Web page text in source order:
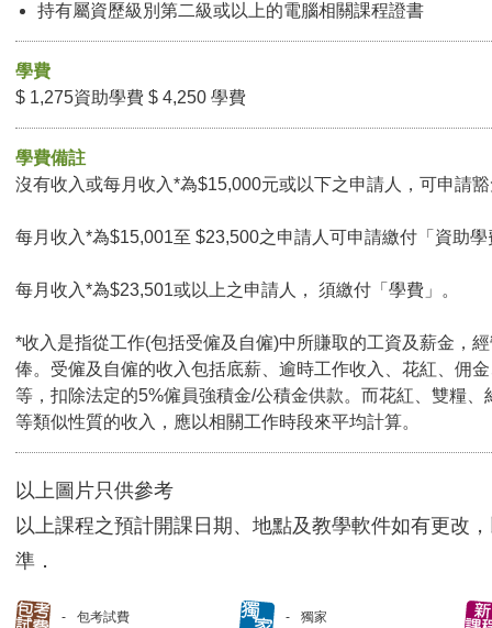
持有屬資歷級別第二級或以上的電腦相關課程證書
學費
$ 1,275資助學費 $ 4,250 學費
學費備註
沒有收入或每月收入*為$15,000元或以下之申請人，可申請
每月收入*為$15,001至 $23,500之申請人可申請繳付「資助學
每月收入*為$23,501或以上之申請人， 須繳付「學費」。
*收入是指從工作(包括受僱及自僱)中所賺取的工資及薪金，
俸。受僱及自僱的收入包括底薪、逾時工作收入、花紅、佣
等，扣除法定的5%僱員強積金/公積金供款。而花紅、雙糧、
等類似性質的收入，應以相關工作時段來平均計算。
以上圖片只供參考
以上課程之預計開課日期、地點及教學軟件如有更改
準．
包考試費 獨家